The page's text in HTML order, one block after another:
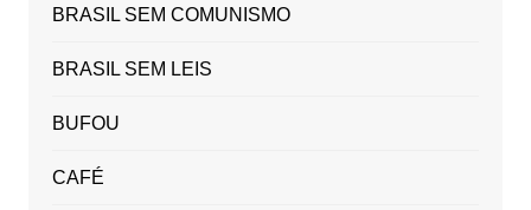
BRASIL SEM COMUNISMO
BRASIL SEM LEIS
BUFOU
CAFÉ